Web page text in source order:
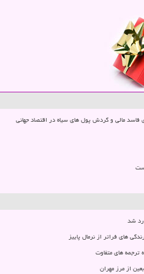
فاسد مالی و گردش پول های سیاه در اقتصاد جهانی
های فراتر از نرمال پاییز
ترجمه های متفاوت
از مرز مهران